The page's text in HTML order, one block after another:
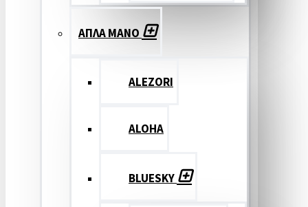
ΑΠΛΑ ΜΑΝΟ
ALEZORI
ALOHA
BLUESKY